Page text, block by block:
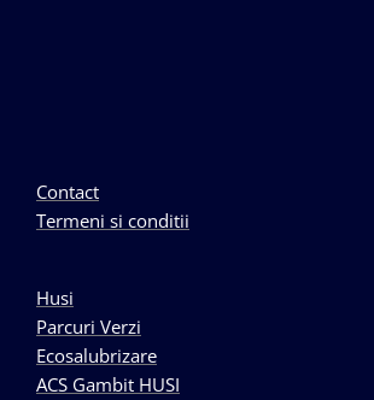
Contact
Termeni si conditii
Husi
Parcuri Verzi
Ecosalubrizare
ACS Gambit HUSI